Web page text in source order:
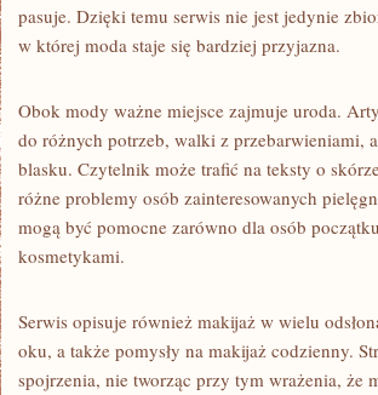
pasuje. Dzięki temu serwis nie jest jedynie
w której moda staje się bardziej przyjazna.
Obok mody ważne miejsce zajmuje uroda.
do różnych potrzeb, walki z przebarwieniami,
blasku. Czytelnik może trafić na teksty o
różne problemy osób zainteresowanych
mogą być pomocne zarówno dla osób
kosmetykami.
Serwis opisuje również makijaż w wielu
oku, a także pomysły na makijaż codzienny.
spojrzenia, nie tworząc przy tym wrażenia, że